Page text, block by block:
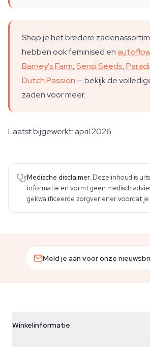
Shop je het bredere
hebben ook feminised en
Barney's Farm,Sensi Seeds,
Dutch Passion — bekijk de
zaden voor meer.
Laatst bijgewerkt: april 2026
Medische disclaimer. Deze inhoud is
informatie en vormt geen medisch
gekwalificeerde zorgverlener voordat
Meld je aan voor onze
Winkelinformatie